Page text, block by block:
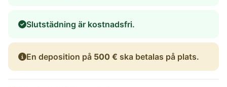
Slutstädning är kostnadsfri.
En deposition på 500 € ska betalas på plats.